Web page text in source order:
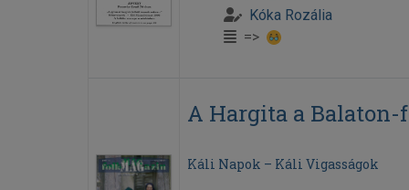
Kóka Rozália
=>
A Hargita a
Káli Napok – Káli Vigasságok